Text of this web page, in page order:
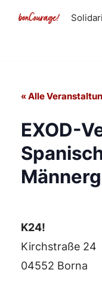
« Alle
EXOD-
K24!
Kirchstraße 24
04552 Borna